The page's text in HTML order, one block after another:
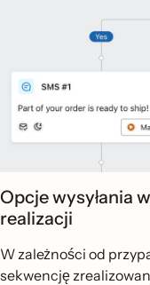
Opcje wysyłania
realizacji
W zależności od
sekwencję